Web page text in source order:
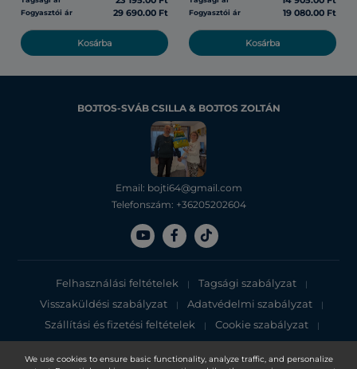
We use cookies to ensure basic functionality, analyze traffic, and personalize
Fogyasztói ár 29 690.00 Ft
Kosárba
Fogyasztói ár 19 080.00 Ft
Kosárba
BOJTOS-SVÁB CSILLA & BOJTOS ZOLTÁN
Email: bojti64@gmail.com
Telefonszám: +36205202604
Felhasználási feltételek | Tagsági szabályzat |
Visszaküldési szabályzat | Adatvédelmi szabályzat |
Szállítási és fizetési feltételek | Cookie szabályzat |
Adatvédelmi tájékoztató